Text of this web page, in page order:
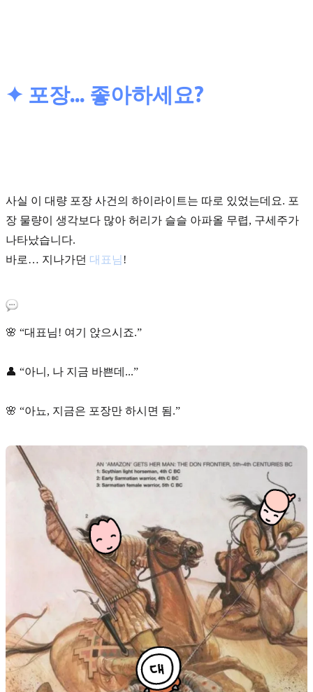
✦ 포장... 좋아하세요?
사실 이 대량 포장 사건의 하이라이트는 따로 있었는데요. 포
장 물량이 생각보다 많아 허리가 슬슬 아파올 무렵, 구세주가
나타났습니다.
바로… 지나가던 대표님!
🌸 “대표님! 여기 앉으시죠.”
👤 “아니, 나 지금 바쁜데...”
🌸 “아뇨, 지금은 포장만 하시면 됨.”